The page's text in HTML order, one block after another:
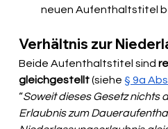
neuen Aufenthaltstitel
Verhältnis zur
Beide Aufenthaltstitel sind
gleichgestellt (siehe § 9a
“Soweit dieses Gesetz nichts
Erlaubnis zum